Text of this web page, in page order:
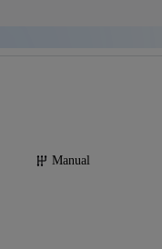
Manual